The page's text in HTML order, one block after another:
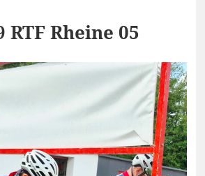
RTF Rheine 05